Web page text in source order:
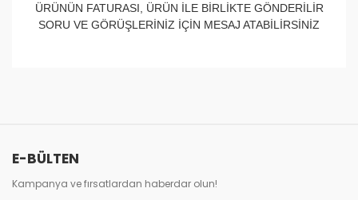
ÜRÜNÜN FATURASI, ÜRÜN İLE BİRLİKTE GÖNDERİLİR
SORU VE GÖRÜŞLERİNİZ İÇİN MESAJ ATABİLİRSİNİZ
Ürün resmi kalitesiz, bozuk veya görüntülenemiyor.
Ürün açıklamasında eksik bilgiler bulunuyor.
E-BÜLTEN
Kampanya ve fırsatlardan haberdar olun!